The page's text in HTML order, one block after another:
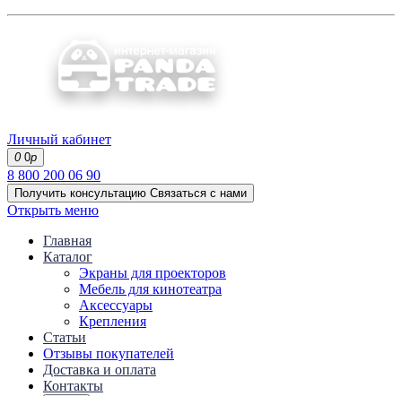
Личный кабинет
0 0р
8 800 200 06 90
Получить консультацию Связаться с нами
Открыть меню
Главная
Каталог
Экраны для проекторов
Mебель для кинотеатра
Аксессуары
Крепления
Статьи
Отзывы покупателей
Доставка и оплата
Контакты